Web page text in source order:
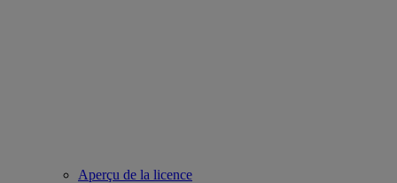
Aperçu de la licence